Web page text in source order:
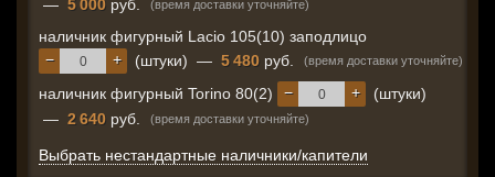
— 5 000 руб. (время доставки уточняйте)
наличник фигурный Lacio 105(10) заподлицо
+
− (штуки) — 5 480 руб. (время доставки уточняйте)
наличник фигурный Torino 80(2) +
−
(штуки)
— 2 640 руб. (время доставки уточняйте)
Выбрать нестандартные наличники/капители